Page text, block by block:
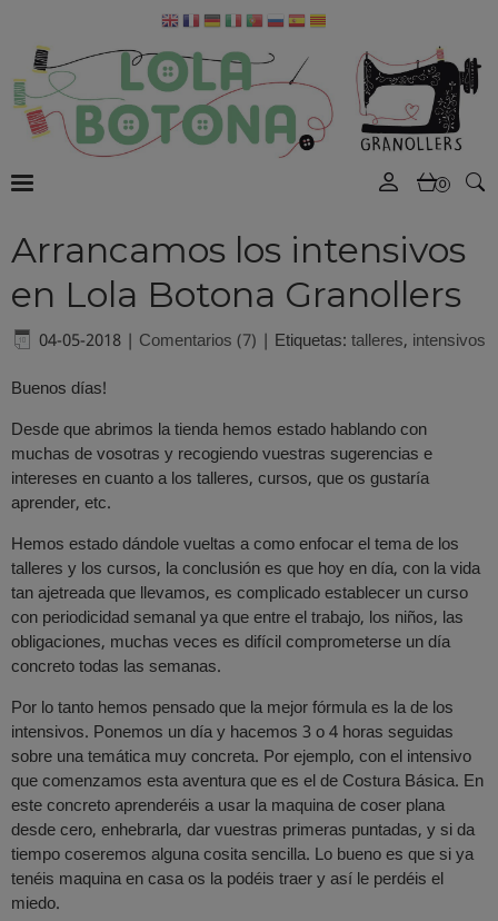
0
Arrancamos los intensivos
en Lola Botona Granollers
04-05-2018 | Comentarios (7) | Etiquetas:talleres, intensivos
Buenos días!
Desde que abrimos la tienda hemos estado hablando con
muchas de vosotras y recogiendo vuestras sugerencias e
intereses en cuanto a los talleres, cursos, que os gustaría
aprender, etc.
Hemos estado dándole vueltas a como enfocar el tema de los
talleres y los cursos, la conclusión es que hoy en día, con la vida
tan ajetreada que llevamos, es complicado establecer un curso
con periodicidad semanal ya que entre el trabajo, los niños, las
obligaciones, muchas veces es difícil comprometerse un día
concreto todas las semanas.
Por lo tanto hemos pensado que la mejor fórmula es la de los
intensivos. Ponemos un día y hacemos 3 o 4 horas seguidas
sobre una temática muy concreta. Por ejemplo, con el intensivo
que comenzamos esta aventura que es el de Costura Básica. En
este concreto aprenderéis a usar la maquina de coser plana
desde cero, enhebrarla, dar vuestras primeras puntadas, y si da
tiempo coseremos alguna cosita sencilla. Lo bueno es que si ya
tenéis maquina en casa os la podéis traer y así le perdéis el
miedo.